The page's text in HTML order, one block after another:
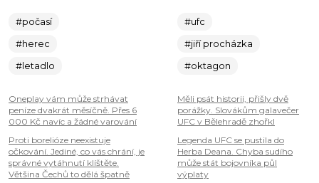
#počasí
#herec
#letadlo
Oneplay vám může strhávat
peníze dvakrát měsíčně. Přes 6
000 Kč navíc a žádné varování
Proti borelióze neexistuje
očkování. Jediné, co vás chrání, je
správné vytáhnutí klíštěte.
Většina Čechů to dělá špatně
#ufc
#jiří procházka
#oktagon
Měli psát historii, přišly dvě
porážky. Slovákům galavečer
UFC v Bělehradě zhořkl
Legenda UFC se pustila do
Herba Deana. Chyba sudího
může stát bojovníka půl
výplaty